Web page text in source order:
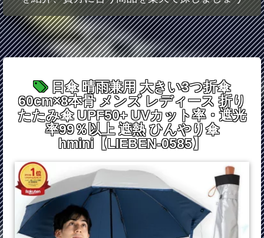
日傘 晴雨兼用 大きい3つ折傘
60cm×8本骨 メンズ レディース 折り
たたみ傘 UPF50+ UVカット率・遮光
率99％以上 遮熱 ひんやり傘
hmini【LIEBEN-0585】